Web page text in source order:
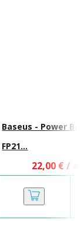
Baseus - Power
FP21...
22,00 € /